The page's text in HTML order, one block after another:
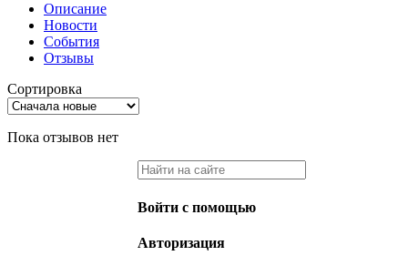
Описание
Новости
События
Отзывы
Сортировка
Пока отзывов нет
Войти с помощью
Авторизация